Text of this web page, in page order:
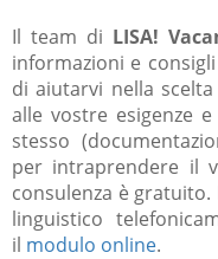
Il team di LISA!
informazioni e
di aiutarvi nella
alle vostre esigenze
stesso
per intraprendere il
consulenza è
linguistico
il modulo online.